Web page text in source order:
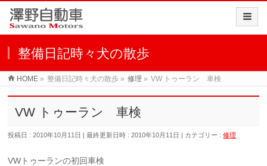
整備日記時々犬の散歩
HOME » 整備日記時々犬の散歩 » 修理 » VW トゥーラン 車検
VW トゥーラン 車検
投稿日 : 2010年10月11日 最終更新日時 : 2010年10月11日 カテゴリー :修理
VWトゥーランの初回車検